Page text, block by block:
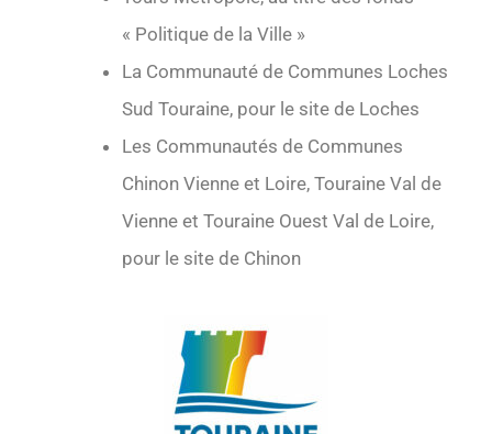
« Politique de la Ville »
La Communauté de Communes Loches
Sud Touraine, pour le site de Loches
Les Communautés de Communes
Chinon Vienne et Loire, Touraine Val de
Vienne et Touraine Ouest Val de Loire,
pour le site de Chinon